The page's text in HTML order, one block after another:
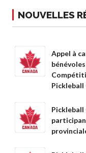
d’administration
Le Conseil consultatif
national de Pickleball
Règlements et
Journée nationale du
Pickleball
PC Scoop
Contact
NOUVELLES
Appel à
Pickleball
Pickleball